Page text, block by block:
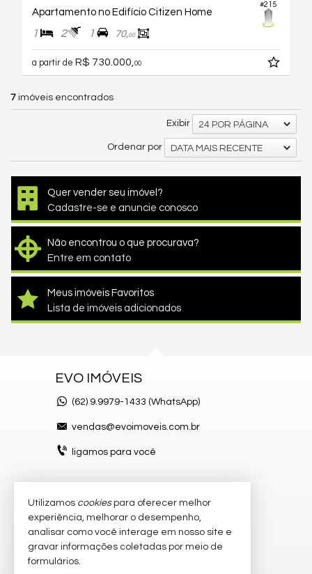
#215
Apartamento no Edifício Citizen Home
1 2 1 70,00
a partir de R$ 730.000,00
7 imóveis encontrados
Exibir 24 POR PÁGINA
Ordenar por DATA MAIS RECENTE
Quer vender seu imóvel?
Cadastre-se e anuncie conosco
Não encontrou o que procurava?
Entre em contato
Meus imóveis Favoritos
Lista de imóveis adicionados
EVO IMÓVEIS
(62) 9.9979-1433 (WhatsApp)
vendas@evoimoveis.com.br
ligamos para você
VEJA MAIS
atendimento por WhatsApp
Utilizamos cookiespara oferecer melhor
experiência, melhorar o desempenho,
analisar como você interage em nosso site e
gravar informações coletadas por meio de
formulários.